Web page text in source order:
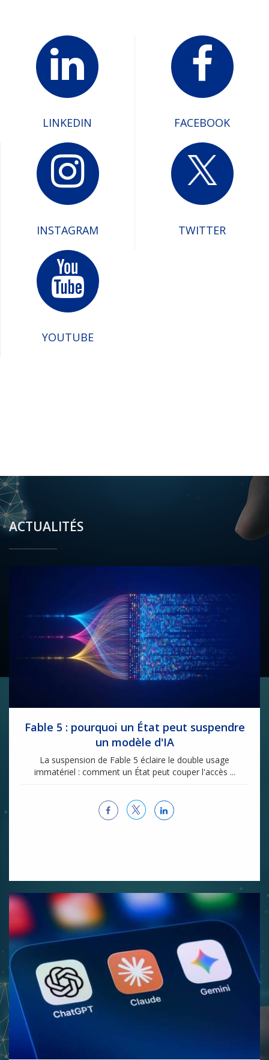
LINKEDIN FACEBOOK
INSTAGRAM TWITTER
YOUTUBE
ACTUALITÉS
Fable 5 : pourquoi un État peut suspendre
un modèle d'IA
La suspension de Fable 5 éclaire le double usage
immatériel : comment un État peut couper l'accès ...